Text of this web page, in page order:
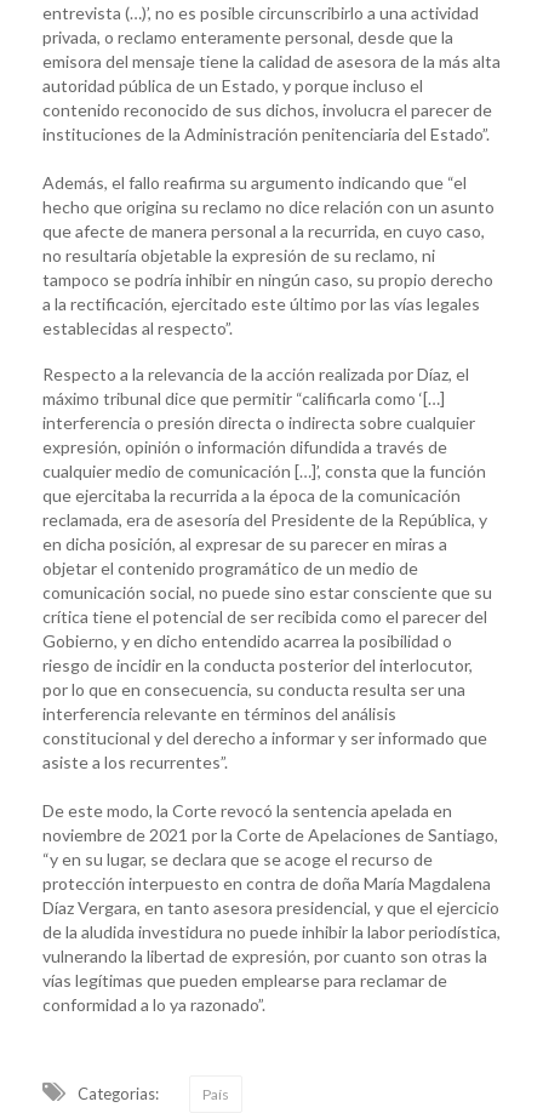
entrevista (…)’, no es posible circunscribirlo a una actividad
privada, o reclamo enteramente personal, desde que la
emisora del mensaje tiene la calidad de asesora de la más alta
autoridad pública de un Estado, y porque incluso el
contenido reconocido de sus dichos, involucra el parecer de
instituciones de la Administración penitenciaria del Estado”.
Además, el fallo reafirma su argumento indicando que “el
hecho que origina su reclamo no dice relación con un asunto
que afecte de manera personal a la recurrida, en cuyo caso,
no resultaría objetable la expresión de su reclamo, ni
tampoco se podría inhibir en ningún caso, su propio derecho
a la rectificación, ejercitado este último por las vías legales
establecidas al respecto”.
Respecto a la relevancia de la acción realizada por Díaz, el
máximo tribunal dice que permitir “calificarla como ‘[…]
interferencia o presión directa o indirecta sobre cualquier
expresión, opinión o información difundida a través de
cualquier medio de comunicación […]’, consta que la función
que ejercitaba la recurrida a la época de la comunicación
reclamada, era de asesoría del Presidente de la República, y
en dicha posición, al expresar de su parecer en miras a
objetar el contenido programático de un medio de
comunicación social, no puede sino estar consciente que su
crítica tiene el potencial de ser recibida como el parecer del
Gobierno, y en dicho entendido acarrea la posibilidad o
riesgo de incidir en la conducta posterior del interlocutor,
por lo que en consecuencia, su conducta resulta ser una
interferencia relevante en términos del análisis
constitucional y del derecho a informar y ser informado que
asiste a los recurrentes”.
De este modo, la Corte revocó la sentencia apelada en
noviembre de 2021 por la Corte de Apelaciones de Santiago,
“y en su lugar, se declara que se acoge el recurso de
protección interpuesto en contra de doña María Magdalena
Díaz Vergara, en tanto asesora presidencial, y que el ejercicio
de la aludida investidura no puede inhibir la labor periodística,
vulnerando la libertad de expresión, por cuanto son otras la
vías legítimas que pueden emplearse para reclamar de
conformidad a lo ya razonado”.
Categorias: País